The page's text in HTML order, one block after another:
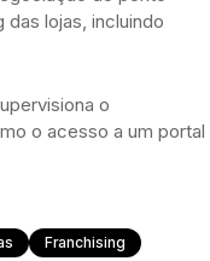
lojas, incluindo
o
o acesso a um portal
Franchising